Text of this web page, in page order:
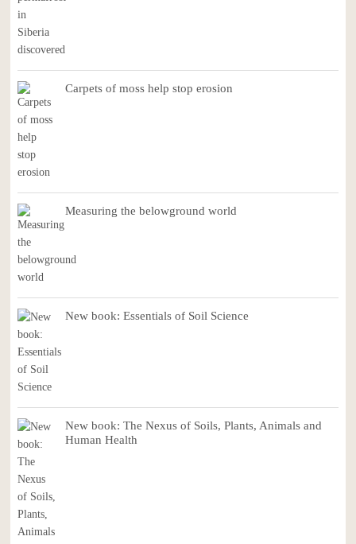
Carpets of moss help stop erosion
Measuring the belowground world
New book: Essentials of Soil Science
New book: The Nexus of Soils, Plants, Animals and
Human Health